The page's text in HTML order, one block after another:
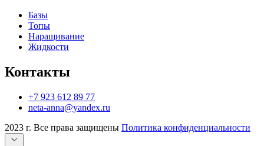
Базы
Топы
Наращивание
Жидкости
Контакты
+7 923 612 89 77
neta-anna@yandex.ru
2023 г. Все права защищены Политика конфиденциальности